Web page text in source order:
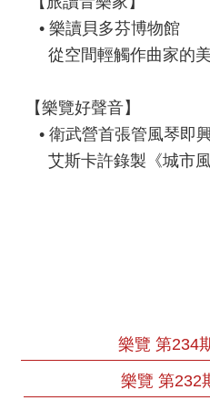
• 樂讀貝多芬博物館
從空間輕觸作曲家的
【樂覽好聲音】
• 衛武營首張管風琴即
艾斯卡許錄製《城市風
樂覽 第234
樂覽 第232